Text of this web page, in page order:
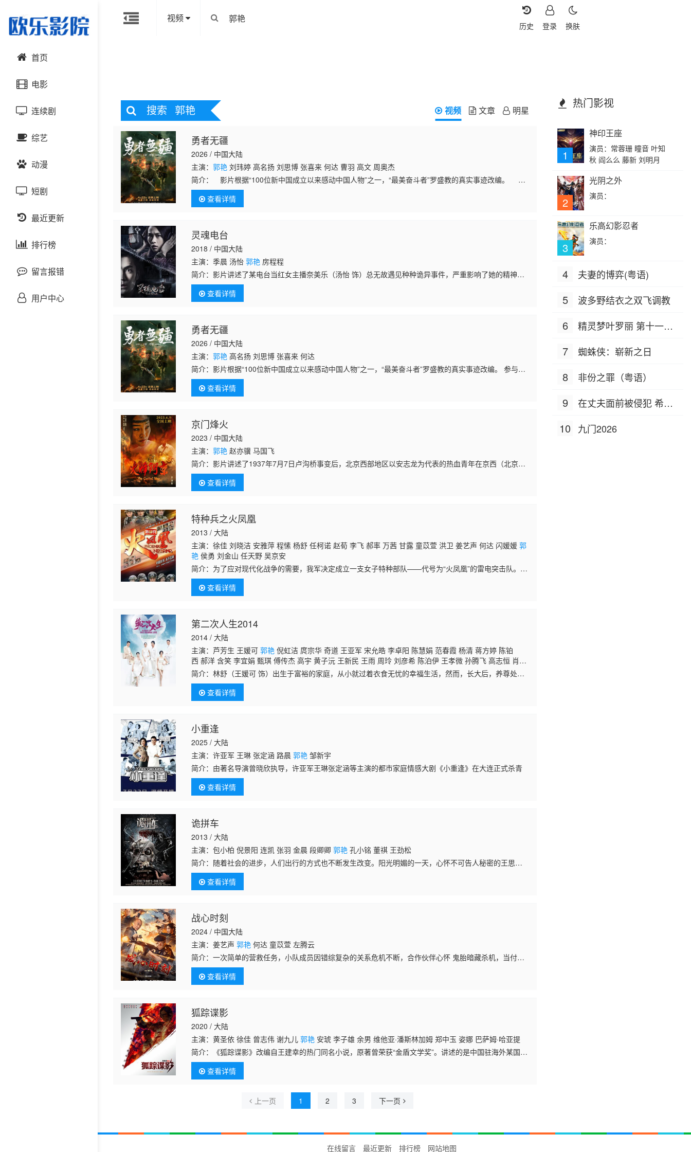
视频
换肤
登录
历史
首页
电影
动作片
喜剧片
爱情片
科幻片
恐怖片
剧情片
战争片
悬疑片
连续剧
国产剧
港台剧
日韩剧
欧美剧
泰国剧
综艺
大陆综艺
日韩综艺
港台综艺
欧美综艺
动漫
国产动漫
日韩动漫
欧美动漫
短剧
最近更新
排行榜
留言报错
用户中心
搜索 郭艳 视频 文章 明星
勇者无疆
2026 / 中国大陆
主演：郭艳 刘玮婷 高名扬 刘思博 张喜来 何达 曹羽 高文 周奥杰
简介：
影片根据“100位新中国成立以来感动中国人物”之一，“最美奋斗者”罗盛教的真实事迹改编。
参与抗美援朝战争的罗盛教是侦察连的一位文书，紧张的战斗期间，他和抗美援朝的各位志愿军战士不仅
要面对敌军的
查看详情
灵魂电台
2018 / 中国大陆
主演：季晨 汤怡郭艳 房程程
简介： 影片讲述了某电台当红女主播奈美乐（汤怡 饰）总无故遇见种种诡异事件，严重影响了她的精神状
态，导致在工作中频频出错，台长命思思（
面对感情也极度专一
查看详情
勇者无疆
2026 / 中国大陆
主演：郭艳 高名扬 刘思博 张喜来 何达
简介： 影片根据“100位新中国成立以来感动中国人物”之一，“最美奋斗者”罗盛教的真实事迹改编。 参与抗
美援朝战争的罗盛教是侦察连的一位文书，紧张的战斗期间，他和抗美援朝的各位志愿军战士不仅要面对
敌军的猛烈攻
查看详情
京门烽火
2023 / 中国大陆
主演：郭艳 赵亦骥 马国飞
简介： 影片讲述了1937年7月7日卢沟桥事变后，北京西部地区以安志龙为代表的热血青年在京西（北京西
部地区）抗日游击队受到日本侵略者的严重破坏后，临危受命，带着国恨家仇回到家乡，重新组建京西抗
日武装，并与狡猾
查看详情
特种兵之火凤凰
2013 / 大陆
主演：徐佳 刘晓洁 安雅萍 程愫 杨舒 任柯诺 赵荀 李飞 郝率 万茜 甘露 童苡萱 洪卫 姜艺声 何达 闪媛媛郭
艳 侯勇 刘金山 任天野 吴京安
简介： 为了应对现代化战争的需要，我军决定成立一支女子特种部队——代号为“火凤凰”的雷电突击队。曾
经有过一段不堪回首往事的硬汉雷战（徐佳 饰）受命担任突击队的队长。在此之后，清华高材生叶寸心
（刘晓洁 饰）
查看详情
第二次人生2014
2014 / 大陆
主演：芦芳生 王媛可郭艳 倪虹洁 庹宗华 奇道 王亚军 宋允皓 李卓阳 陈慧娟 范春霞 杨清 蒋方婷 陈铂
西 郝洋 含笑 李宜娟 甄琪 傅传杰 高宇 黄子沅 王新民 王雨 周玲 刘彦希 陈泊伊 王孝微 孙腾飞 高志恒 肖雯
娟 张彤静 李冬冬 时夺 党伟 党帅 周百恩 白雪 曹琪琦 李炎 大卫 张大鹏 单寅松 高权利 原雪 刘美妙 吕晓
鸿 李维 康艺锦 王一摸 王一样 秦琳 张越
简介：林舒（王媛可 饰）出生于富裕的家庭，从小就过着衣食无忧的幸福生活，然而，长大后，养尊处优
的千金小姐却偏偏爱上了家境平凡的张扬（奇道 饰），不顾家人强烈的反对，林舒义无反顾地同张扬步入
了婚姻的殿堂。
查看详情
小重逢
2025 / 大陆
主演：许亚军 王琳 张定涵 路晨郭艳 邹新宇
简介： 由著名导演曾晓欣执导，许亚军王琳张定涵等主演的都市家庭情感大剧《小重逢》在大连正式杀青
查看详情
诡拼车
2013 / 大陆
主演：包小柏 倪景阳 连凯 张羽 金晨 段卿卿郭艳 孔小铭 董祺 王劲松
简介： 随着社会的进步，人们出行的方式也不断发生改变。阳光明媚的一天，心怀不可告人秘密的王思瑶
（倪景阳 饰）、时尚女郎红雨（
建军（张羽
查看详情
战心时刻
2024 / 中国大陆
主演：姜艺声郭艳 何达 童苡萱 左腾云
简介：一次简单的营救任务，小队成员因错综复杂的关系危机不断，合作伙伴心怀 鬼胎暗藏杀机，当付出
惨重代价完成任务之时，才蓦然惊觉，他们已经陷身于一场巨大的阴谋当中……
查看详情
狐踪谍影
2020 / 大陆
主演：黄圣依 徐佳 曾志伟 谢九儿郭艳 安琥 李子雄 余男 维他亚·潘斯林加姆 郑中玉 姿娜 巴萨姆·哈亚提
简介：
《狐踪谍影》改编自王建幸的热门同名小说，原著曾荣获“金盾文学奖”。讲述的是中国驻海外某国一
公司董事长的女儿被绑架，被索要巨额赎金。该公司安保队长、退伍军人肖剑，为弥补自己的失职过错，
维护国人尊严，协助
查看详情
上一页 1 2 3 下一页
热门影视
1
神印王座
演员：常蓉珊 瞳音 叶知
秋 阎么么 藤新 刘明月
2
光阴之外
演员：
3
乐高幻影忍者
演员：
4 夫妻的博弈(粤语)
5 波多野结衣之双飞调教
6
精灵梦叶罗丽 第十一季
7 蜘蛛侠：崭新之日
8 非份之罪（粤语）
9
在丈夫面前被侵犯 希岛
10 九门2026
在线留言 最近更新 排行榜 网站地图